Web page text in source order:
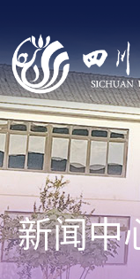
新闻中